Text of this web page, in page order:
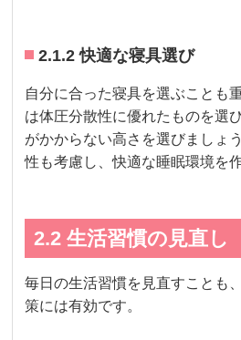
2.1.2 快適な寝具選び
自分に合った寝具を選ぶことも
は体圧分散性に優れたものを選
がかからない高さを選びましょ
性も考慮し、快適な睡眠環境を
2.2 生活習慣の見直し
毎日の生活習慣を見直すことも
策には有効です。